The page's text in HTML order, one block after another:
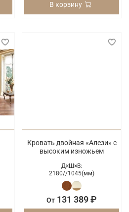
В корзину
Кровать двойная «Алези» с
высоким изножьем
Д×Ш×В:
2180//1045(мм)
От 131 389 ₽